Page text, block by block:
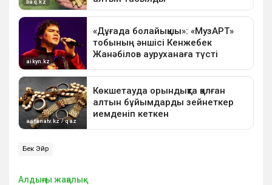
Бек Эйр
Алдыңғы жаңалық